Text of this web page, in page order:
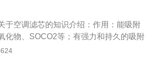
也就相应减少。解决办法：建议到维
题，由于后排空调出风口的阀门关闭
办法：如果没有关闭也可能是由于阀门
有故障的开关进行修理就可以解决。
统出现故障，空调未能接上电，无法进
于空调滤芯的知识介绍：作用：能吸附
化物、SOCO2等；有强力和持久的吸附
人员视线清晰，行车安全；能给驾乘